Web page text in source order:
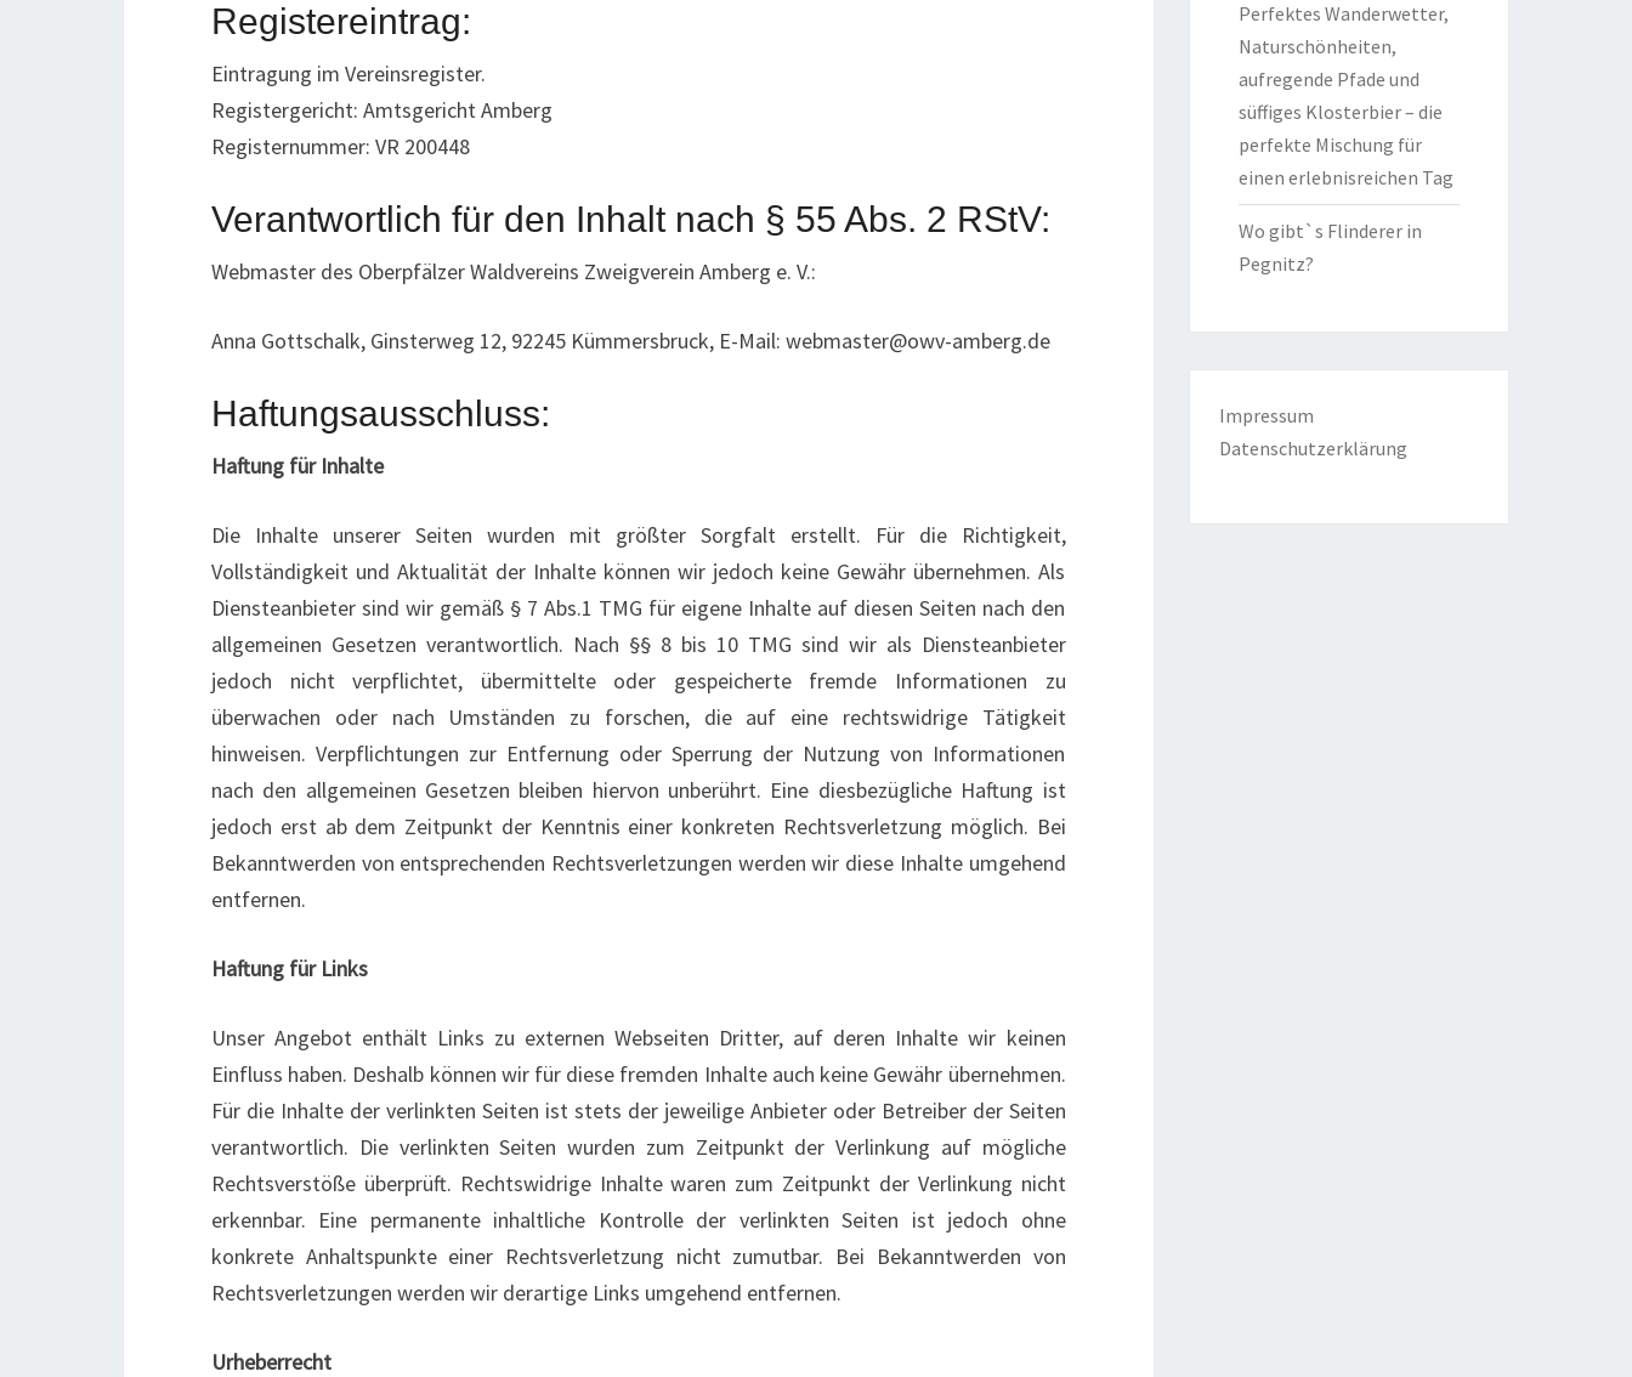
Registereintrag:
Eintragung im Vereinsregister.
Registergericht: Amtsgericht Amberg
Registernummer: VR 200448
Verantwortlich für den Inhalt nach § 55 Abs. 2 RStV:
Webmaster des Oberpfälzer Waldvereins Zweigverein Amberg e. V.:
Anna Gottschalk, Ginsterweg 12, 92245 Kümmersbruck, E-Mail: webmaster@owv-amberg.de
Haftungsausschluss:
Haftung für Inhalte
Die Inhalte unserer Seiten wurden mit größter Sorgfalt erstellt. Für die Richtigkeit,
Vollständigkeit und Aktualität der Inhalte können wir jedoch keine Gewähr übernehmen. Als
Diensteanbieter sind wir gemäß § 7 Abs.1 TMG für eigene Inhalte auf diesen Seiten nach den
allgemeinen Gesetzen verantwortlich. Nach §§ 8 bis 10 TMG sind wir als Diensteanbieter
jedoch nicht verpflichtet, übermittelte oder gespeicherte fremde Informationen zu
überwachen oder nach Umständen zu forschen, die auf eine rechtswidrige Tätigkeit
hinweisen. Verpflichtungen zur Entfernung oder Sperrung der Nutzung von Informationen
nach den allgemeinen Gesetzen bleiben hiervon unberührt. Eine diesbezügliche Haftung ist
jedoch erst ab dem Zeitpunkt der Kenntnis einer konkreten Rechtsverletzung möglich. Bei
Bekanntwerden von entsprechenden Rechtsverletzungen werden wir diese Inhalte umgehend
entfernen.
Haftung für Links
Unser Angebot enthält Links zu externen Webseiten Dritter, auf deren Inhalte wir keinen
Einfluss haben. Deshalb können wir für diese fremden Inhalte auch keine Gewähr übernehmen.
Für die Inhalte der verlinkten Seiten ist stets der jeweilige Anbieter oder Betreiber der Seiten
verantwortlich. Die verlinkten Seiten wurden zum Zeitpunkt der Verlinkung auf mögliche
Rechtsverstöße überprüft. Rechtswidrige Inhalte waren zum Zeitpunkt der Verlinkung nicht
erkennbar. Eine permanente inhaltliche Kontrolle der verlinkten Seiten ist jedoch ohne
konkrete Anhaltspunkte einer Rechtsverletzung nicht zumutbar. Bei Bekanntwerden von
Rechtsverletzungen werden wir derartige Links umgehend entfernen.
Urheberrecht
Perfektes Wanderwetter,
Naturschönheiten,
aufregende Pfade und
süffiges Klosterbier – die
perfekte Mischung für
einen erlebnisreichen Tag
Wo gibt`s Flinderer in
Pegnitz?
Impressum
Datenschutzerklärung